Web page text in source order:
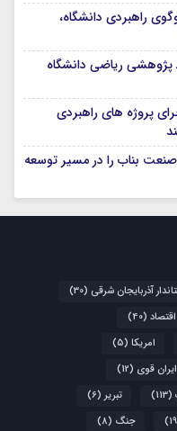
راهبردی دانشگاه،
پژوهشی ریاضی دانشگاه
پروژه های راهبردی
فولاد صنعت بناب را در مسیر توسعه
آذربایجان شرقی (30)
اقتصاد (40)
امریکا (5)
ایران قوی (12)
(113) تبریر(6)
جنگ (8)